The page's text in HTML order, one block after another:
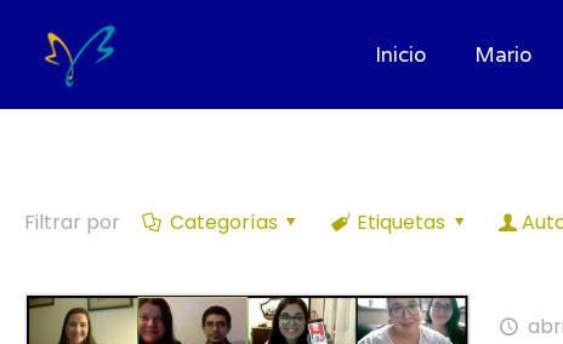
Inicio Mario
Filtrar por Categorías Etiquetas